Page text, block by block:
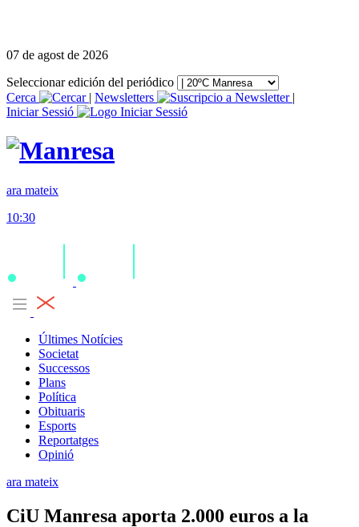
07 de agost de 2026
Seleccionar edición del periódico
Cerca
| Newsletters
|
Iniciar Sessió
ara mateix
10:30
Últimes Notícies
Societat
Successos
Plans
Política
Obituaris
Esports
Reportatges
Opinió
ara mateix
CiU Manresa aporta 2.000 euros a la